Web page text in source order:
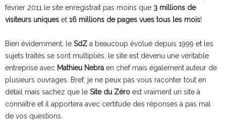
février 2011 le site enregistrait pas moins que 3 millions de
visiteurs uniques et 16 millions de pages vues tous les mois!
Bien évidemment, le SdZ a beaucoup évolué depuis 1999 et les
sujets traités se sont multipliés, le site est devenu une véritable
entreprise avec Mathieu Nebra en chef mais également auteur de
plusieurs ouvrages. Bref, je ne peux pas vous raconter tout en
détail mais sachez que le Site du Zéro est vraiment un site à
connaître et il apportera avec certitude des réponses à pas mal
de vos questions.